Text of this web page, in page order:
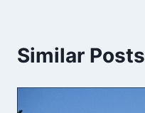
Similar Posts